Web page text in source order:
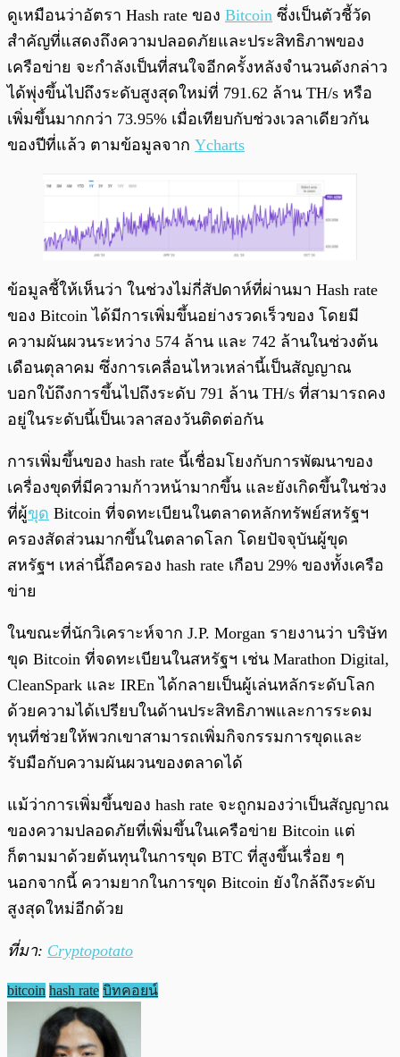
พร้อมเล่น 0:00 / 0:00
ดูเหมือนว่าอัตรา Hash rate ของ Bitcoin ซึ่งเป็นตัวชี้วัด
สำคัญที่แสดงถึงความปลอดภัยและประสิทธิภาพของ
เครือข่าย จะกำลังเป็นที่สนใจอีกครั้งหลังจำนวนดังกล่าว
ได้พุ่งขึ้นไปถึงระดับสูงสุดใหม่ที่ 791.62 ล้าน TH/s หรือ
เพิ่มขึ้นมากกว่า 73.95% เมื่อเทียบกับช่วงเวลาเดียวกัน
ของปีที่แล้ว ตามข้อมูลจาก Ycharts
ข้อมูลชี้ให้เห็นว่า ในช่วงไม่กี่สัปดาห์ที่ผ่านมา Hash rate
ของ Bitcoin ได้มีการเพิ่มขึ้นอย่างรวดเร็วของ โดยมี
ความผันผวนระหว่าง 574 ล้าน และ 742 ล้านในช่วงต้น
เดือนตุลาคม ซึ่งการเคลื่อนไหวเหล่านี้เป็นสัญญาณ
บอกใบ้ถึงการขึ้นไปถึงระดับ 791 ล้าน TH/s ที่สามารถคง
อยู่ในระดับนี้เป็นเวลาสองวันติดต่อกัน
การเพิ่มขึ้นของ hash rate นี้เชื่อมโยงกับการพัฒนาของ
เครื่องขุดที่มีความก้าวหน้ามากขึ้น และยังเกิดขึ้นในช่วง
ที่ผู้ขุด Bitcoin ที่จดทะเบียนในตลาดหลักทรัพย์สหรัฐฯ
ครองสัดส่วนมากขึ้นในตลาดโลก โดยปัจจุบันผู้ขุด
สหรัฐฯ เหล่านี้ถือครอง hash rate เกือบ 29% ของทั้งเครือ
ข่าย
ในขณะที่นักวิเคราะห์จาก J.P. Morgan รายงานว่า บริษัท
ขุด Bitcoin ที่จดทะเบียนในสหรัฐฯ เช่น Marathon Digital,
CleanSpark และ IREn ได้กลายเป็นผู้เล่นหลักระดับโลก
ด้วยความได้เปรียบในด้านประสิทธิภาพและการระดม
ทุนที่ช่วยให้พวกเขาสามารถเพิ่มกิจกรรมการขุดและ
รับมือกับความผันผวนของตลาดได้
แม้ว่าการเพิ่มขึ้นของ hash rate จะถูกมองว่าเป็นสัญญาณ
ของความปลอดภัยที่เพิ่มขึ้นในเครือข่าย Bitcoin แต่
ก็ตามมาด้วยต้นทุนในการขุด BTC ที่สูงขึ้นเรื่อย ๆ
นอกจากนี้ ความยากในการขุด Bitcoin ยังใกล้ถึงระดับ
สูงสุดใหม่อีกด้วย
ที่มา: Cryptopotato
bitcoin hash rate บิทคอยน์